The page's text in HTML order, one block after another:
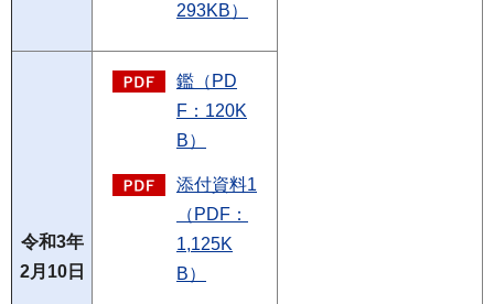
293KB）
令和3年
2月10日
鑑（PD
F：120K
B）
添付資料1
（PDF：
1,125K
B）